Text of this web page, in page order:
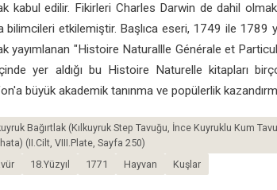
kabul edilir. Fikirleri Charles Darwin de dahil
bilimcileri etkilemiştir. Başlıca eseri, 1749 ile 1789
yayımlanan "Histoire Naturallle Générale et
yer aldığı bu Histoire Naturelle kitapları
büyük akademik tanınma ve popülerlik
Bağırtlak (Kılkuyruk Step Tavuğu, İnce Kuyruklu Kum
(II.Cilt, VIII.Plate, Sayfa 250)
18.Yüzyıl 1771 Hayvan Kuşlar